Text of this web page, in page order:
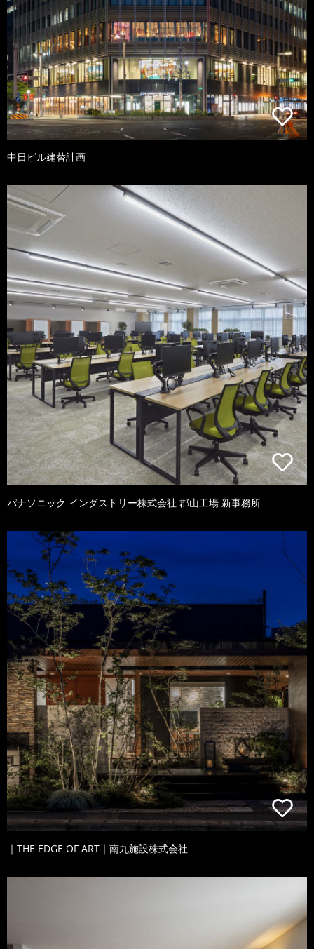
中日ビル建替計画
パナソニック インダストリー株式会社 郡山工場 新事務所
｜THE EDGE OF ART｜南九施設株式会社